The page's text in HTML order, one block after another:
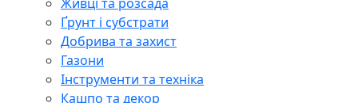
Ґрунт і субстрати
Добрива та захист
Газони
Інструменти та техніка
Кашпо та декор